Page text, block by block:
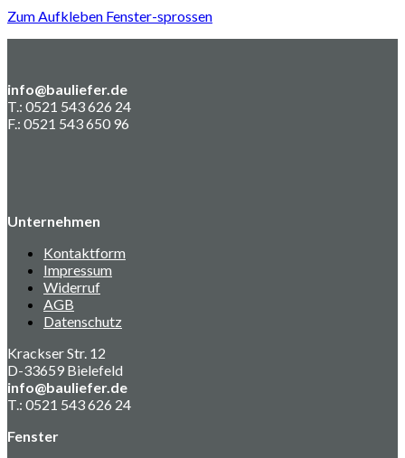
Zum Aufkleben Fenster-sprossen
info@bauliefer.de
T.: 0521 543 626 24
F.: 0521 543 650 96
Unternehmen
Kontaktform
Impressum
Widerruf
AGB
Datenschutz
Krackser Str. 12
D-33659 Bielefeld
info@bauliefer.de
T.: 0521 543 626 24
Fenster